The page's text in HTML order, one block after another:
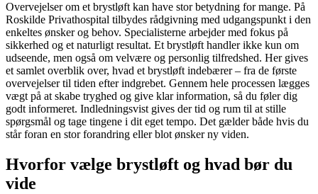
Overvejelser om et brystløft kan have stor betydning for mange. På
Roskilde Privathospital tilbydes rådgivning med udgangspunkt i den
enkeltes ønsker og behov. Specialisterne arbejder med fokus på
sikkerhed og et naturligt resultat. Et brystløft handler ikke kun om
udseende, men også om velvære og personlig tilfredshed. Her gives
et samlet overblik over, hvad et brystløft indebærer – fra de første
overvejelser til tiden efter indgrebet. Gennem hele processen lægges
vægt på at skabe tryghed og give klar information, så du føler dig
godt informeret. Indledningsvist gives der tid og rum til at stille
spørgsmål og tage tingene i dit eget tempo. Det gælder både hvis du
står foran en stor forandring eller blot ønsker ny viden.
Hvorfor vælge brystløft og hvad bør du
vide